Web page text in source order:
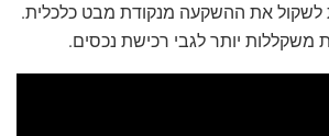
את ההשקעה מנקודת מבט כלכלית.
משקללות יותר לגבי רכישת נכסים.